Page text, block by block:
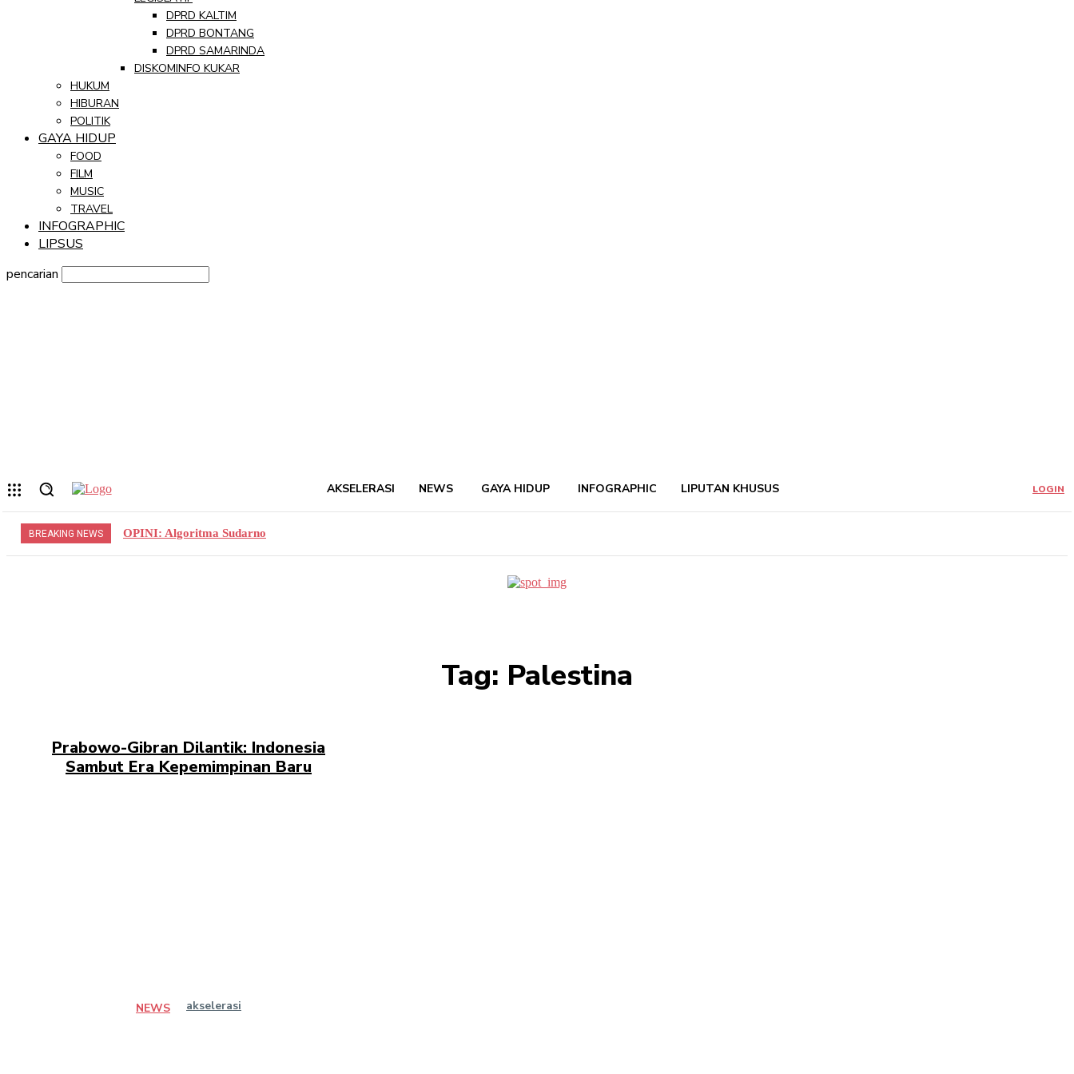
DPRD KALTIM
DPRD BONTANG
DPRD SAMARINDA
DISKOMINFO KUKAR
HUKUM
HIBURAN
POLITIK
GAYA HIDUP
FOOD
FILM
MUSIC
TRAVEL
INFOGRAPHIC
LIPSUS
pencarian
AKSELERASI NEWS GAYA HIDUP INFOGRAPHIC LIPUTAN KHUSUS LOGIN
BREAKING NEWS OPINI: Algoritma Sudarno
Tag: Palestina
Prabowo-Gibran Dilantik: Indonesia
Sambut Era Kepemimpinan Baru
NEWS akselerasi